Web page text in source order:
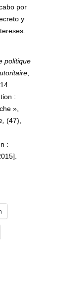
por
y
politique
:
»,
(47),
: